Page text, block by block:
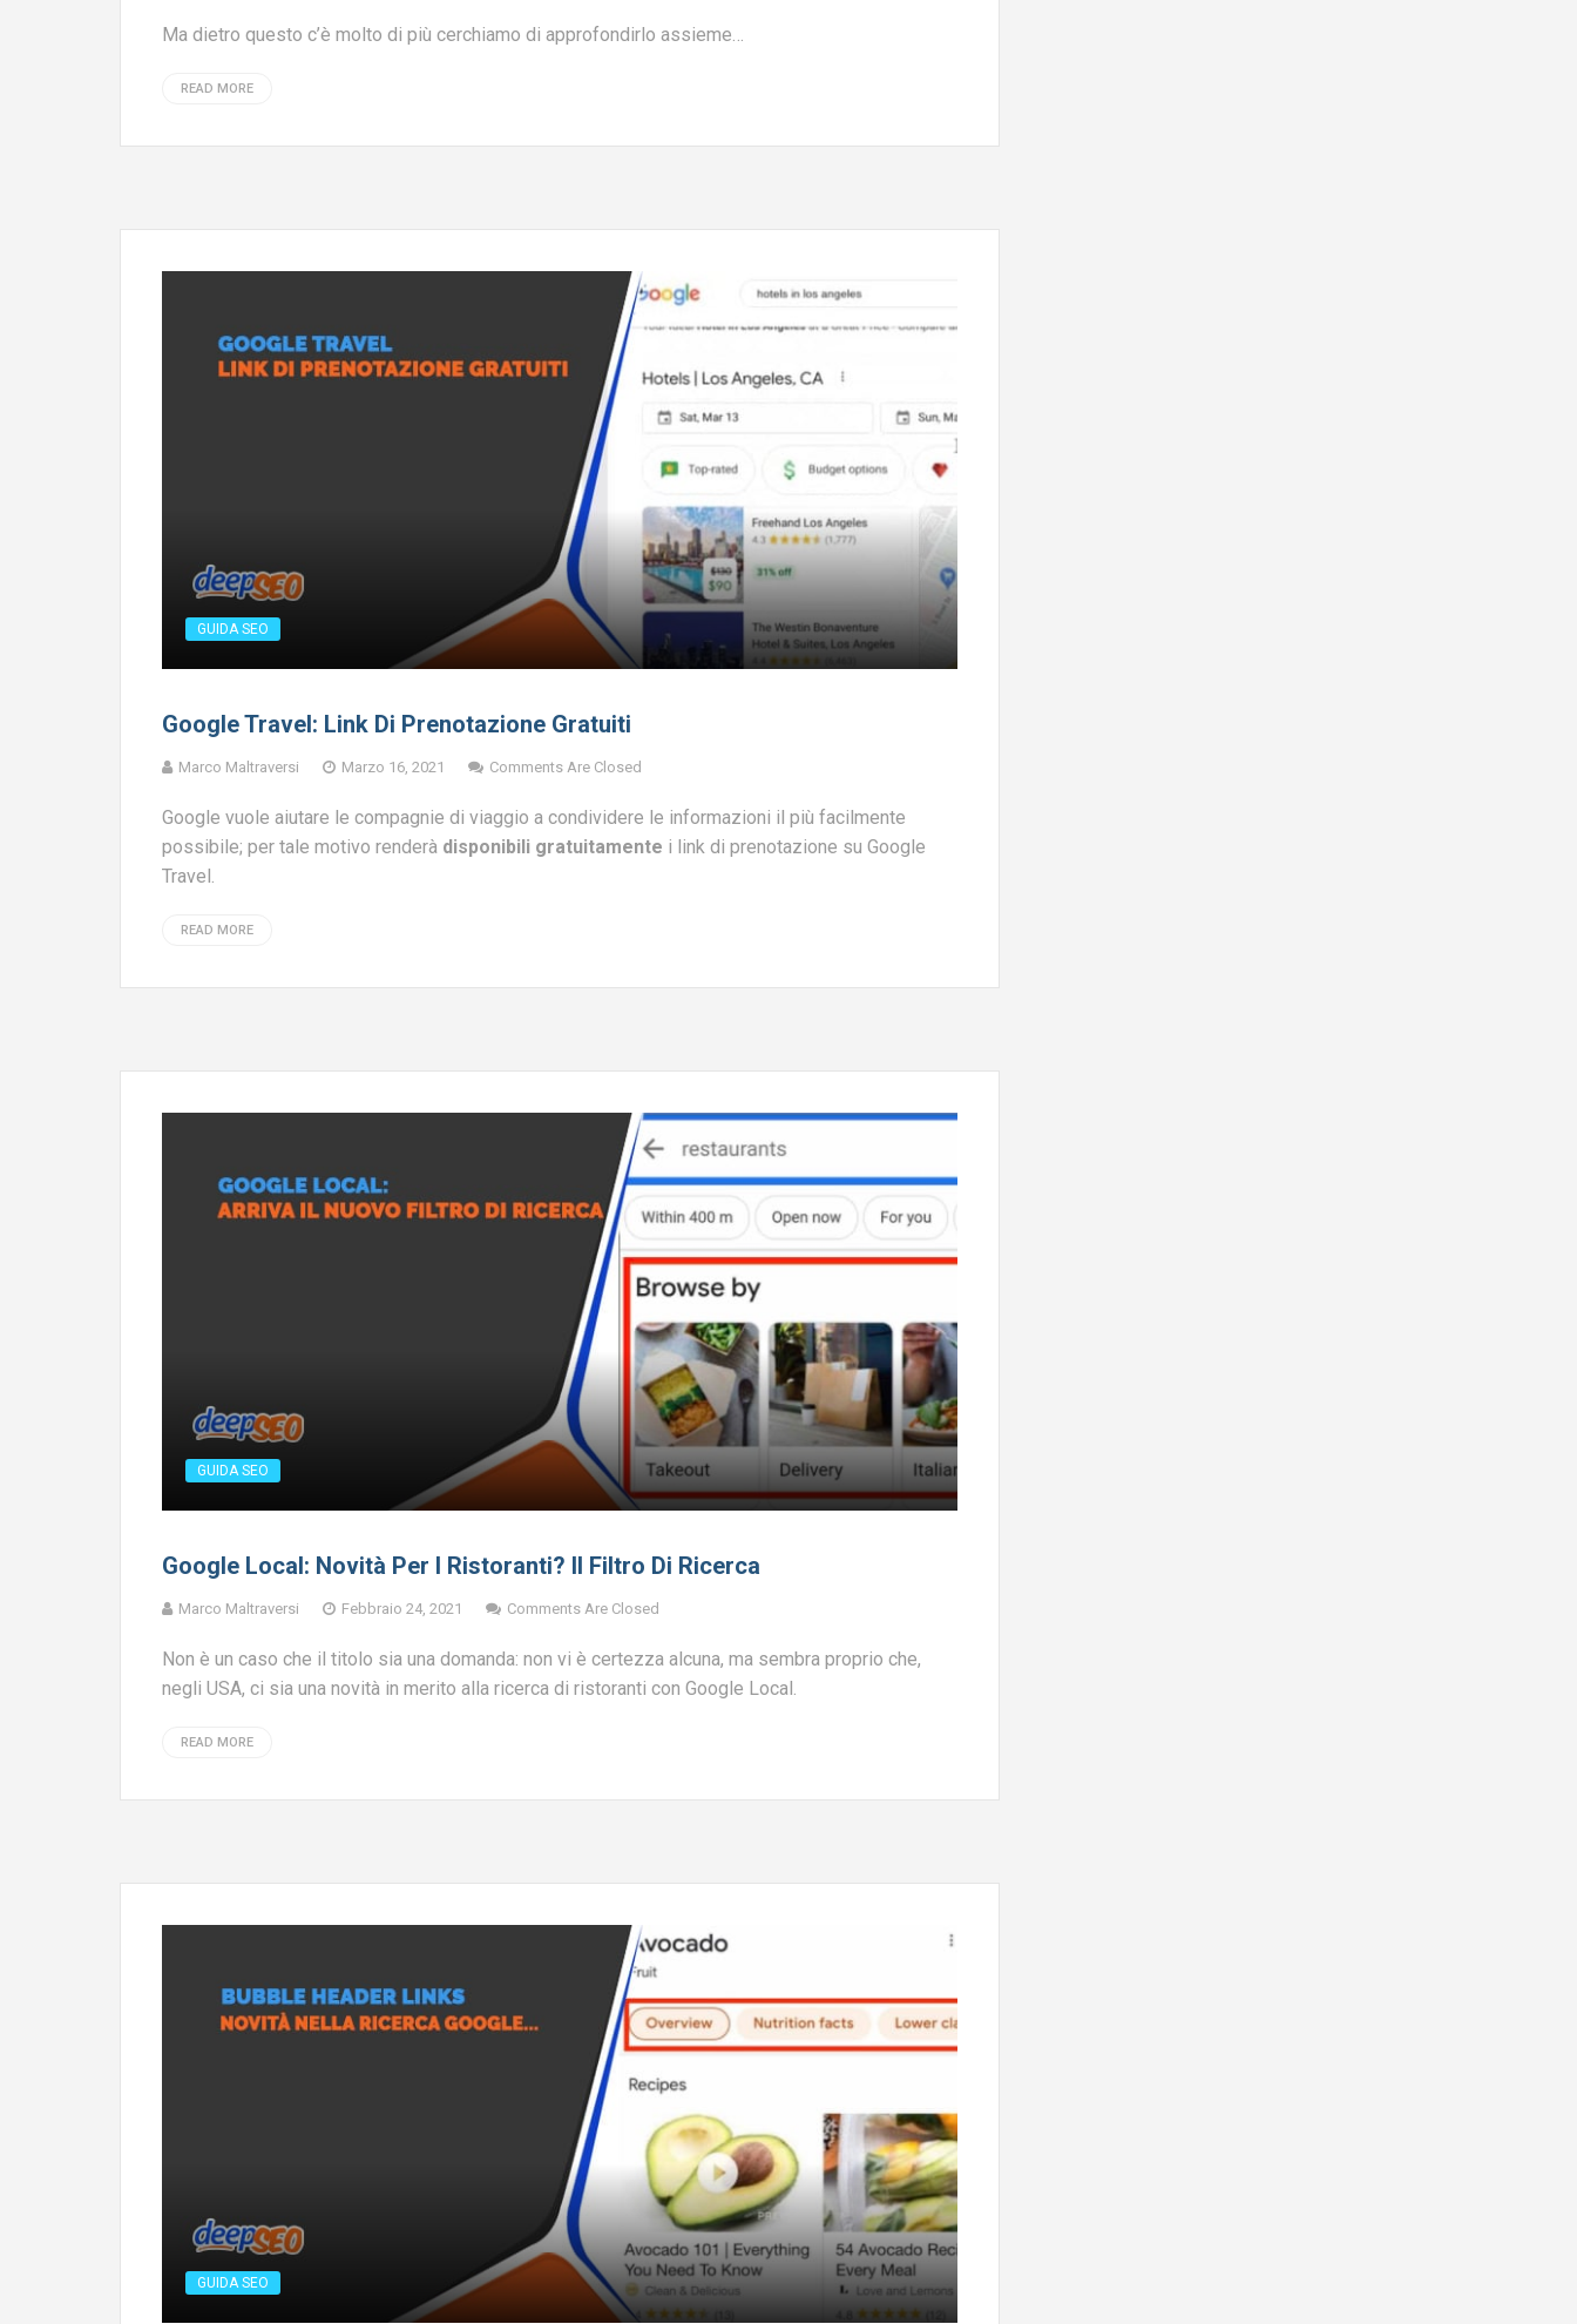
Ma dietro questo c’è molto di più cerchiamo di approfondirlo assieme…
READ MORE
GUIDA SEO
Google Travel: Link Di Prenotazione Gratuiti
Marco Maltraversi Marzo 16, 2021 Comments Are Closed
Google vuole aiutare le compagnie di viaggio a condividere le informazioni il più facilmente
possibile; per tale motivo renderà disponibili gratuitamente i link di prenotazione su Google
Travel.
READ MORE
GUIDA SEO
Google Local: Novità Per I Ristoranti? Il Filtro Di Ricerca
Marco Maltraversi Febbraio 24, 2021 Comments Are Closed
Non è un caso che il titolo sia una domanda: non vi è certezza alcuna, ma sembra proprio che,
negli USA, ci sia una novità in merito alla ricerca di ristoranti con Google Local.
READ MORE
GUIDA SEO